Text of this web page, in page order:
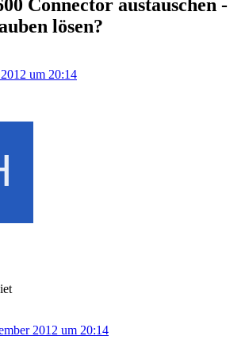
Connector austauschen -
lösen?
um 20:14
2012 um 20:14